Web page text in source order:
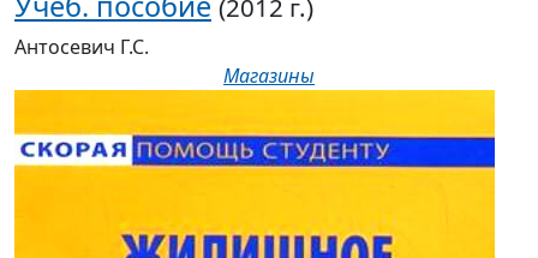
(2012 г.)
Антосевич Г.С.
Магазины